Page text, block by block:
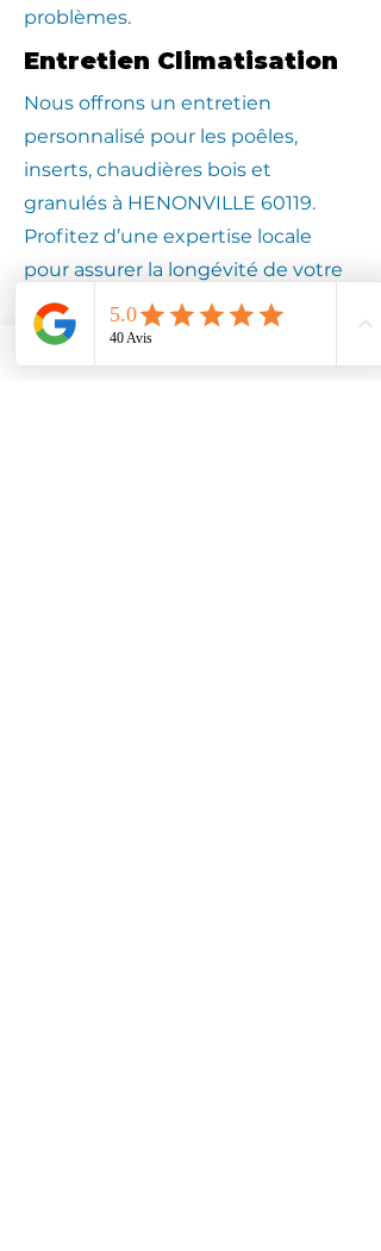
problèmes.
Entretien Climatisation
Nous offrons un entretien
personnalisé pour les poêles,
inserts, chaudières bois et
granulés à HENONVILLE 60119.
Profitez d’une expertise locale
pour assurer la longévité de votre
équipement.